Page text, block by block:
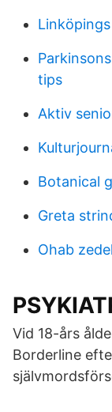
tips
Aktiv
Botanical
Greta
Ohab
Vid 18-års
Borderline